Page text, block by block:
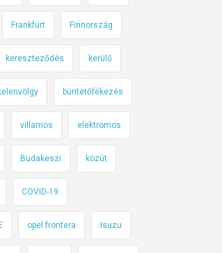
Frankfurt Finnország
kereszteződés kerülő
büntetőfékezés
villamos elektromos
Budakeszi közút
COVID-19
opel frontera Isuzu